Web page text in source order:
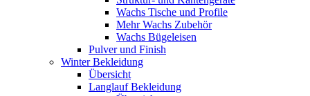
Wachs Tische und Profile
Mehr Wachs Zubehör
Wachs Bügeleisen
Pulver und Finish
Winter Bekleidung
Übersicht
Langlauf Bekleidung